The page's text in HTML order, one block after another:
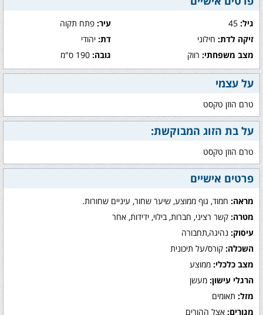
גיל: עיר:פתח תקוה
זיקה לדת: חילוני דת:יהודי
מצב משפחתי: רווק גובה:190 ס"מ
על עצמי
טרם הוזן טקסט
על בת הזוג המבוקשת:
טרם הוזן טקסט
פרטים אישיים
מראה: חמוד, גוף ממוצע, שיער שחור, עיניים שחורות.
מטרה: קשר רציני, חברות, בילוי, ידידות, אחר
עיסוק: נהיגה,תחבורה
השכלה: קורס/על תיכונית
מצב כלכלי: ממוצע
הרגלי עישון: מעשן
מזל: תאומים
מגורים: אצל ההורים